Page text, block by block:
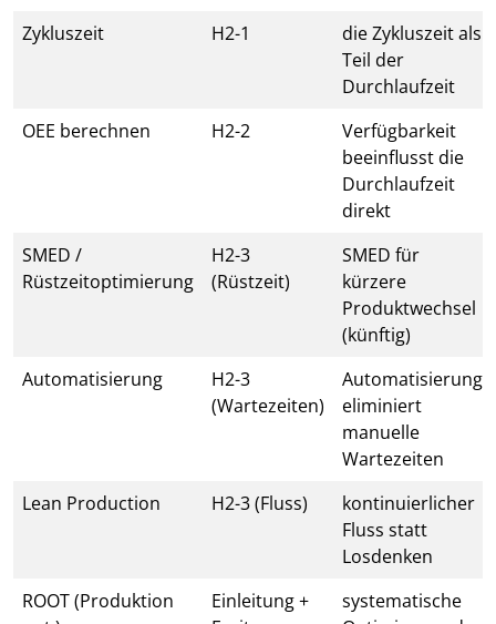
Zykluszeit
H2-1
die Zykluszeit als
Teil der
Durchlaufzeit
OEE berechnen
H2-2
Verfügbarkeit
beeinflusst die
Durchlaufzeit
direkt
SMED /
Rüstzeitoptimierung
H2-3
(Rüstzeit)
SMED für
kürzere
Produktwechsel
(künftig)
Automatisierung
H2-3
(Wartezeiten)
Automatisierung
eliminiert
manuelle
Wartezeiten
Lean Production
H2-3 (Fluss)
kontinuierlicher
Fluss statt
Losdenken
ROOT (Produktion
Einleitung +
systematische